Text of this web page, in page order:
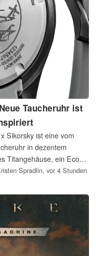
Taucheruhr ist
Sikorsky ist eine vom
in dezentem
Titangehäuse, ein Eco-
bis 200 Meter
Spradlin, vor 4 Stunden